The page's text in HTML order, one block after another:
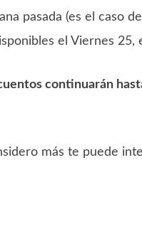
pasada (es el caso de
el Viernes 25,
continuarán
más te puede